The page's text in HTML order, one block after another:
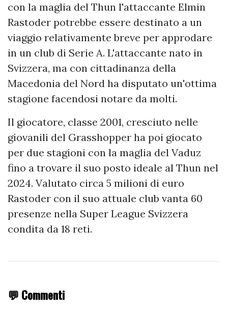
con la maglia del Thun l'attaccante Elmin
Rastoder potrebbe essere destinato a un
viaggio relativamente breve per approdare
in un club di Serie A. L'attaccante nato in
Svizzera, ma con cittadinanza della
Macedonia del Nord ha disputato un'ottima
stagione facendosi notare da molti.
Il giocatore, classe 2001, cresciuto nelle
giovanili del Grasshopper ha poi giocato
per due stagioni con la maglia del Vaduz
fino a trovare il suo posto ideale al Thun nel
2024. Valutato circa 5 milioni di euro
Rastoder con il suo attuale club vanta 60
presenze nella Super League Svizzera
condita da 18 reti.
💬 Commenti